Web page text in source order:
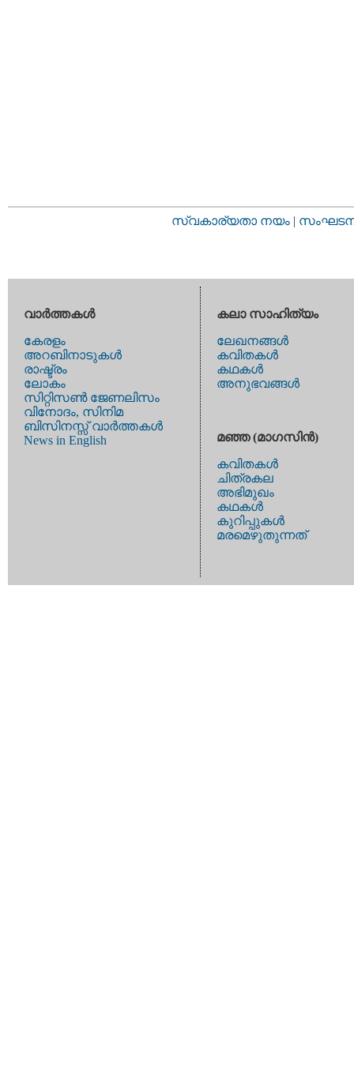
സ്വകാര്യതാ നയം |
വാര്‍ത്തകള്‍
കേരളം
അറബിനാടുകള്‍
രാഷ്ട്രം
ലോകം
സിറ്റിസണ്‍ ജേണലിസം
വിനോദം, സിനിമ
ബിസിനസ്സ് വാര്‍ത്തകള്‍
News in English
കലാ സാഹിത്യം
ലേഖനങ്ങള്‍
കവിതകള്‍
കഥകള്‍
അനുഭവങ്ങള്‍
മഞ്ഞ (മാഗസിന്‍)
കവിതകള്‍
ചിത്രകല
അഭിമുഖം
കഥകള്‍
കുറിപ്പുകള്‍
മരമെഴുതുന്നത്